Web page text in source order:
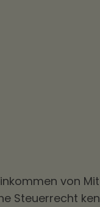
von
Steuerrecht